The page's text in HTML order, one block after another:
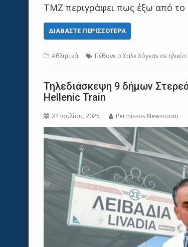
TMZ περιγράφει πως έξω από
ΔΙΑΒΆΣΤΕ ΠΕΡΙΣΣΌΤΕΡΑ
Αθλητικά Πέθανε ο Χαλκ Χόγκαν σε
Τηλεδιάσκεψη 9 δήμων
Hellenic Train
24 Ιουλίου, 2025 Permissos Newsroom